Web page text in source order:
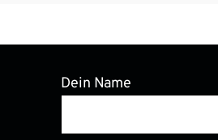
Dein Name